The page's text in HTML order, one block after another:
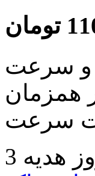
تومان
و سرعت
همزمان
سرعت
هدیه